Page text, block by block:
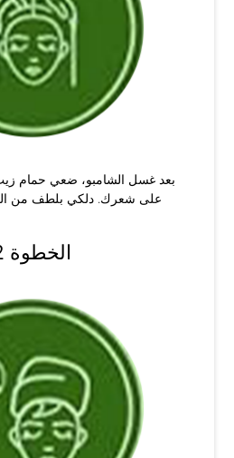
بعد غسل الشامبو، ضعي حمام زيت
على شعرك. دلكي بلطف من
الخطوة 2